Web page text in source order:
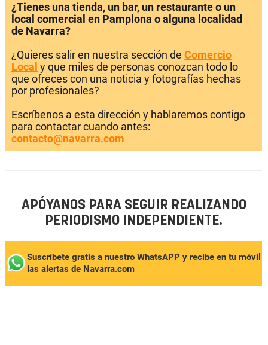
¿Tienes una tienda, un bar, un restaurante o un
local comercial en Pamplona o alguna localidad
de Navarra?
¿Quieres salir en nuestra sección de Comercio
Local y que miles de personas conozcan todo lo
que ofreces con una noticia y fotografías hechas
por profesionales?
Escríbenos a esta dirección y hablaremos contigo
para contactar cuando antes:
contacto@navarra.com
APÓYANOS PARA SEGUIR REALIZANDO
PERIODISMO INDEPENDIENTE.
Suscríbete gratis a nuestro WhatsAPP y recibe en tu móvil
las alertas de Navarra.com